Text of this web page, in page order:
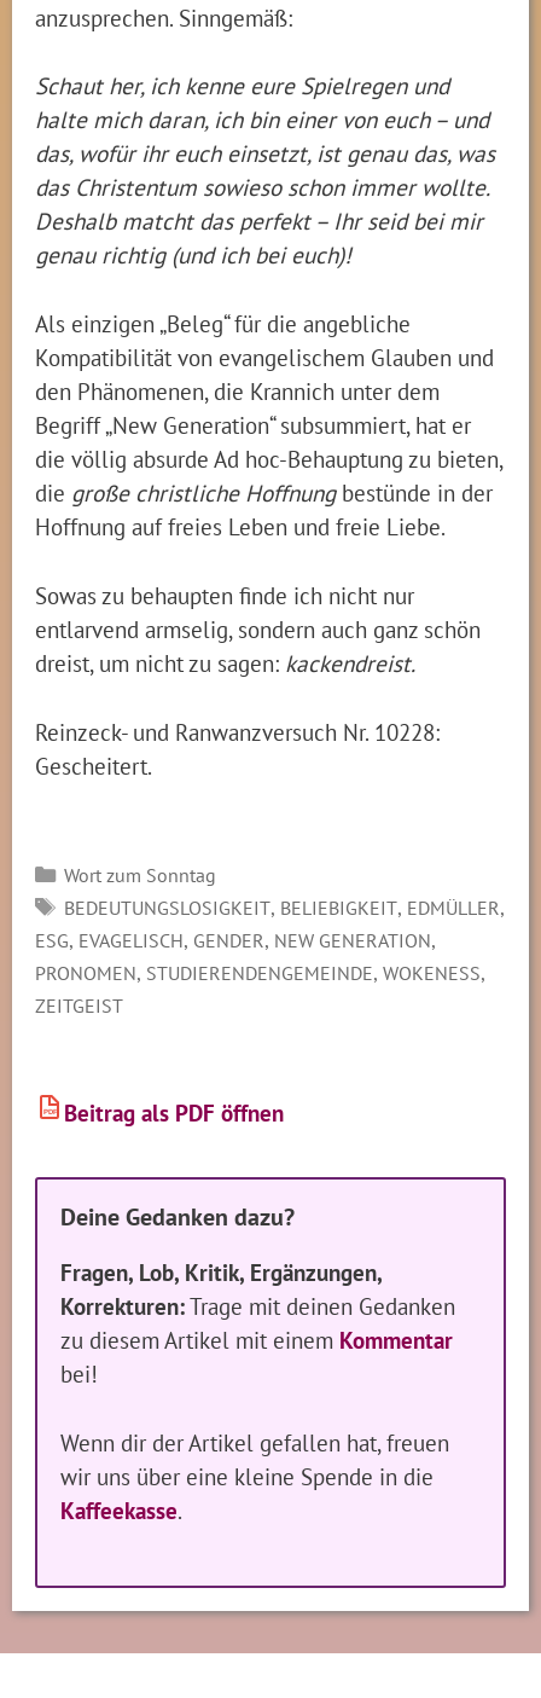
anzusprechen. Sinngemäß:
Schaut her, ich kenne eure Spielregen und
halte mich daran, ich bin einer von euch – und
das, wofür ihr euch einsetzt, ist genau das, was
das Christentum sowieso schon immer wollte.
Deshalb matcht das perfekt – Ihr seid bei mir
genau richtig (und ich bei euch)!
Als einzigen „Beleg“ für die angebliche
Kompatibilität von evangelischem Glauben und
den Phänomenen, die Krannich unter dem
Begriff „New Generation“ subsummiert, hat er
die völlig absurde Ad hoc-Behauptung zu bieten,
die große christliche Hoffnungbestünde in der
Hoffnung auf freies Leben und freie Liebe.
Sowas zu behaupten finde ich nicht nur
entlarvend armselig, sondern auch ganz schön
dreist, um nicht zu sagen: kackendreist.
Reinzeck- und Ranwanzversuch Nr. 10228:
Gescheitert.
Kategorien
Wort zum Sonntag
SCHLAGWÖRTER
BEDEUTUNGSLOSIGKEIT, BELIEBIGKEIT, EDMÜLLER,
ESG, EVAGELISCH, GENDER, NEW GENERATION,
PRONOMEN, STUDIERENDENGEMEINDE,WOKENESS,
ZEITGEIST
PDF Beitrag als PDF öffnen
Deine Gedanken dazu?
Fragen, Lob, Kritik, Ergänzungen,
Korrekturen:Trage mit deinen Gedanken
zu diesem Artikel mit einem Kommentar
bei!
Wenn dir der Artikel gefallen hat, freuen
wir uns über eine kleine Spende in die
Kaffeekasse.